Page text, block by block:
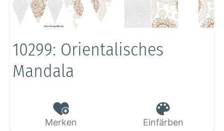
10299: Orientalisches
Mandala
Merken Einfärben